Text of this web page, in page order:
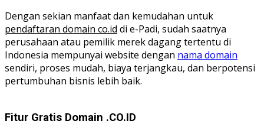
Dengan sekian manfaat dan kemudahan untuk
pendaftaran domain co.id di e-Padi, sudah saatnya
perusahaan atau pemilik merek dagang tertentu di
Indonesia mempunyai website dengan nama domain
sendiri, proses mudah, biaya terjangkau, dan berpotensi
pertumbuhan bisnis lebih baik.
Fitur Gratis Domain .CO.ID